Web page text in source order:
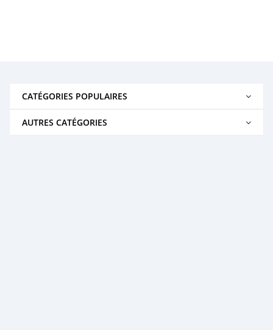
CATÉGORIES POPULAIRES
AUTRES CATÉGORIES